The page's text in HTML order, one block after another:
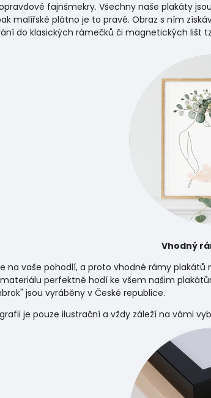
fajnšmekry. Všechny naše plakáty
malířské plátno je to pravé. Obraz s ním
do klasických rámečků či magnetických lišt
Vhodný
na vaše pohodlí, a proto vhodné rámy plakátů
perfektně hodí ke všem našim
jsou vyráběny v České republice.
je pouze ilustrační a vždy záleží na vámi